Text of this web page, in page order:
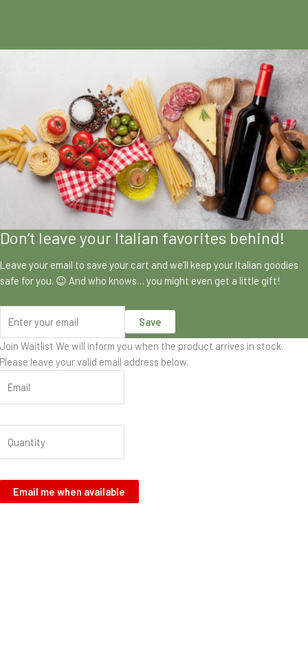
Don’t leave your Italian favorites behind!
Leave your email to save your cart and we’ll keep your Italian goodies
safe for you. 😉 And who knows… you might even get a little gift!
Save
Join Waitlist We will inform you when the product arrives in stock.
Please leave your valid email address below.
Email me when available